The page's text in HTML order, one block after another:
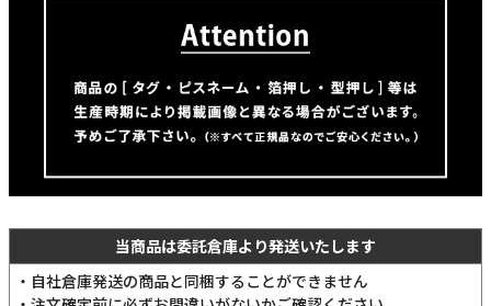
当商品は委託倉庫より発送いたします
・自社倉庫発送の商品と同梱することができません